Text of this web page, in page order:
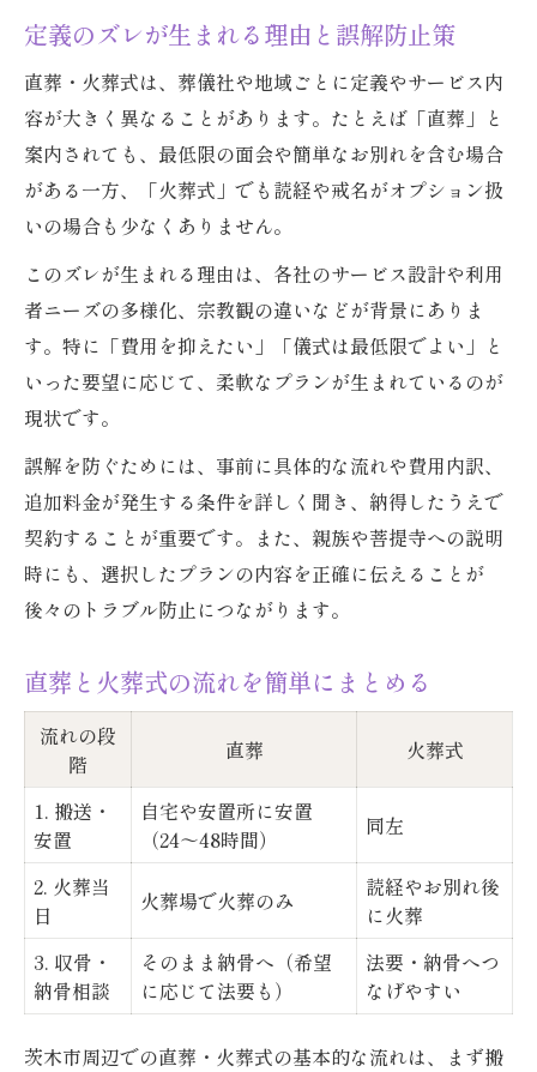
定義のズレが生まれる理由と誤解防止策
直葬・火葬式は、葬儀社や地域ごとに定義やサービス内
容が大きく異なることがあります。たとえば「直葬」と
案内されても、最低限の面会や簡単なお別れを含む場合
がある一方、「火葬式」でも読経や戒名がオプション扱
いの場合も少なくありません。
このズレが生まれる理由は、各社のサービス設計や利用
者ニーズの多様化、宗教観の違いなどが背景にありま
す。特に「費用を抑えたい」「儀式は最低限でよい」と
いった要望に応じて、柔軟なプランが生まれているのが
現状です。
誤解を防ぐためには、事前に具体的な流れや費用内訳、
追加料金が発生する条件を詳しく聞き、納得したうえで
契約することが重要です。また、親族や菩提寺への説明
時にも、選択したプランの内容を正確に伝えることが
後々のトラブル防止につながります。
直葬と火葬式の流れを簡単にまとめる
流れの段
階
直葬 火葬式
1. 搬送・
安置
自宅や安置所に安置
（24～48時間）
同左
2. 火葬当
日
火葬場で火葬のみ
読経やお別れ後
に火葬
3. 収骨・
納骨相談
そのまま納骨へ（希望
に応じて法要も）
法要・納骨へつ
なげやすい
茨木市周辺での直葬・火葬式の基本的な流れは、まず搬